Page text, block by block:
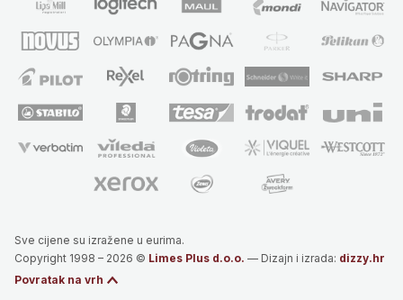
Sve cijene su izražene u eurima.
Copyright 1998 – 2026 © Limes Plus d.o.o. — Dizajn i izrada: dizzy.hr
Povratak na vrh